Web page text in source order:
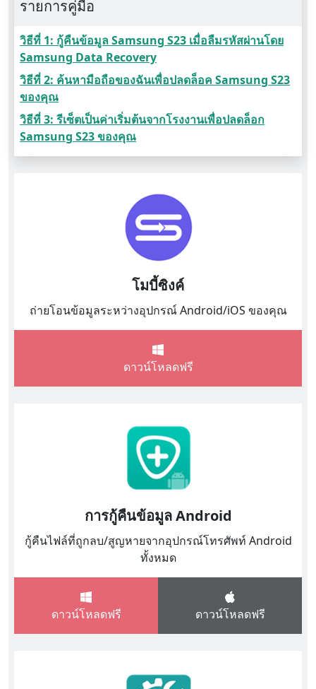
รายการคู่มือ
วิธีที่ 1: กู้คืนข้อมูล Samsung S23 เมื่อลืมรหัสผ่านโดย
Samsung Data Recovery
วิธีที่ 2: ค้นหามือถือของฉันเพื่อปลดล็อค Samsung S23
ของคุณ
วิธีที่ 3: รีเซ็ตเป็นค่าเริ่มต้นจากโรงงานเพื่อปลดล็อก
Samsung S23 ของคุณ
โมบี้ซิงค์
ถ่ายโอนข้อมูลระหว่างอุปกรณ์ Android/iOS ของคุณ
ดาวน์โหลดฟรี
การกู้คืนข้อมูล Android
กู้คืนไฟล์ที่ถูกลบ/สูญหายจากอุปกรณ์โทรศัพท์ Android
ทั้งหมด
ดาวน์โหลดฟรี ดาวน์โหลดฟรี